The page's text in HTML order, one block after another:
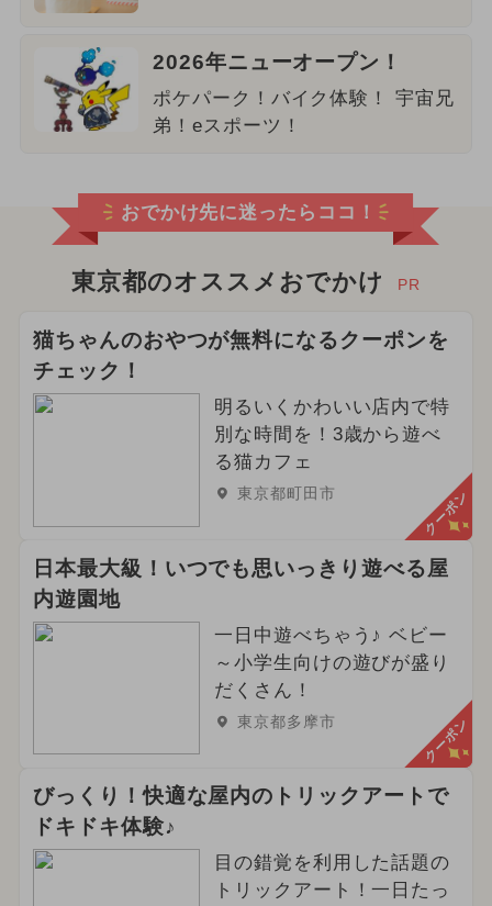
2026年ニューオープン！
ポケパーク！バイク体験！ 宇宙兄
弟！eスポーツ！
おでかけ先に迷ったらココ！
東京都のオススメおでかけ PR
猫ちゃんのおやつが無料になるクーポンを
チェック！
明るいくかわいい店内で特
別な時間を！3歳から遊べ
る猫カフェ
東京都町田市 クーポン
日本最大級！いつでも思いっきり遊べる屋
内遊園地
一日中遊べちゃう♪ ベビー
～小学生向けの遊びが盛り
だくさん！
東京都多摩市 クーポン
びっくり！快適な屋内のトリックアートで
ドキドキ体験♪
目の錯覚を利用した話題の
トリックアート！一日たっ